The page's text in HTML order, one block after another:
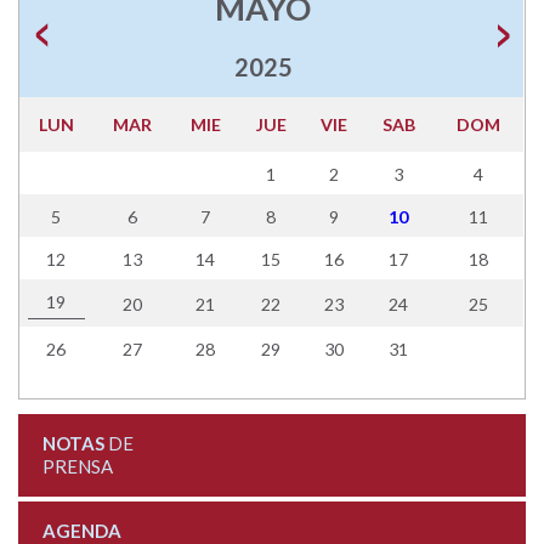
MAYO
2025
LUN MAR MIE JUE VIE SAB DOM
1 2 3 4
5 6 7 8 9 10 11
12 13 14 15 16 17 18
19 20 21 22 23 24 25
26 27 28 29 30 31
NOTASDE
PRENSA
AGENDA